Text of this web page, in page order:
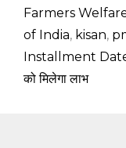
Farmers
of India, kisan,
Installment
को मिलेगा लाभ